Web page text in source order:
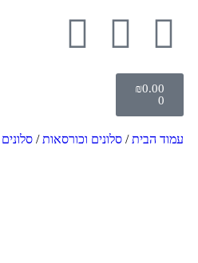
₪0.00
0
עמוד הבית/ סלונים וכורסאות/ סלונים